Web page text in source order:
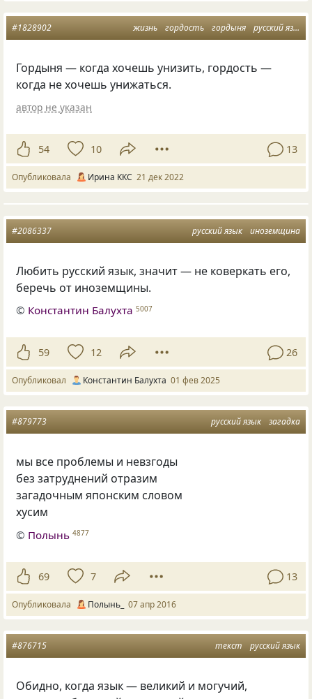
жизнь гордость гордыня русский язык
#1828902
Гордыня — когда хочешь унизить, гордость —
когда не хочешь унижаться.
автор не указан
54 10 13
Опубликовала Ирина ККС 21 дек 2022
русский язык иноземщина
#2086337
Любить русский язык, значит — не коверкать его,
беречь от иноземщины.
© Константин Балухта 5007
59 12 26
Опубликовал Константин Балухта 01 фев 2025
русский язык загадка
#879773
мы все проблемы и невзгоды
без затруднений отразим
загадочным японским словом
хусим
© Полынь 4877
69 7 13
Опубликовала Полынь_ 07 апр 2016
текст русский язык
#876715
Обидно, когда язык — великий и могучий,